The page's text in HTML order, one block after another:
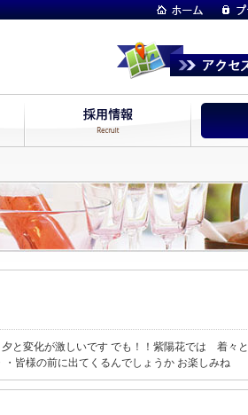
夕と変化が激しいです でも！！紫陽花では 着
皆様の前に出てくるんでしょうか お楽しみね